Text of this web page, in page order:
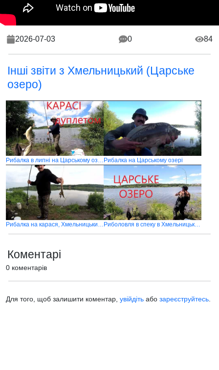
2026-07-03 0 84
Інші звіти з Хмельницький (Царське
озеро)
Рибалка в липні на Царському озері Рибалка на Царському озері
Рибалка на карася, Хмельницький (Шаровечка, Царське озеро) Риболовля в спеку в Хмельницькому на Царському озері
Коментарі
0 коментарів
Для того, щоб залишити коментар, увійдіть або зареєструйтесь